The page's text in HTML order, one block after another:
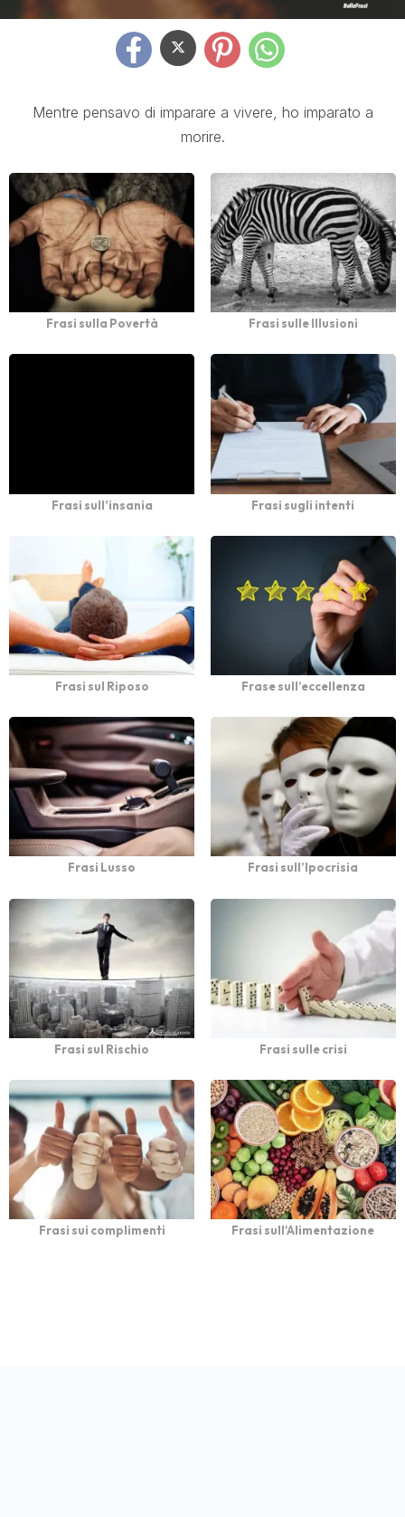
Mentre pensavo di imparare a vivere, ho imparato a
morire.
Frasi sulla Povertà Frasi sulle Illusioni
Frasi sull’insania Frasi sugli intenti
Frasi sul Riposo Frase sull’eccellenza
Frasi Lusso Frasi sull’Ipocrisia
Frasi sul Rischio Frasi sulle crisi
Frasi sui complimenti Frasi sull'Alimentazione